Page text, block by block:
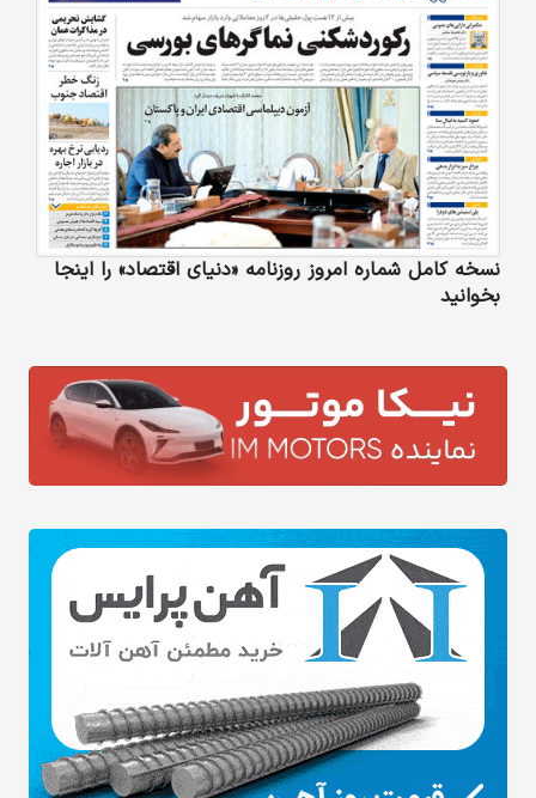
نسخه کامل شماره امروز روزنامه «دنیای‌ اقتصاد» را اینجا
بخوانید